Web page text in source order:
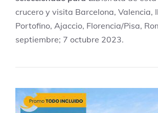
crucero y visita Barcelona, Valencia,
Portofino, Ajaccio, Florencia/Pisa,
septiembre; 7 octubre 2023.